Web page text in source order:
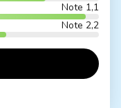
Note 1,1
Note 2,2